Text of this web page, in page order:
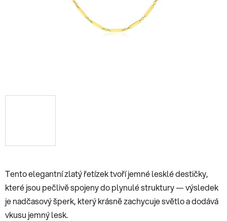
Tento elegantní zlatý řetízek tvoří jemné lesklé destičky,
které jsou pečlivě spojeny do plynulé struktury — výsledek
je nadčasový šperk, který krásně zachycuje světlo a dodává
vkusu jemný lesk.